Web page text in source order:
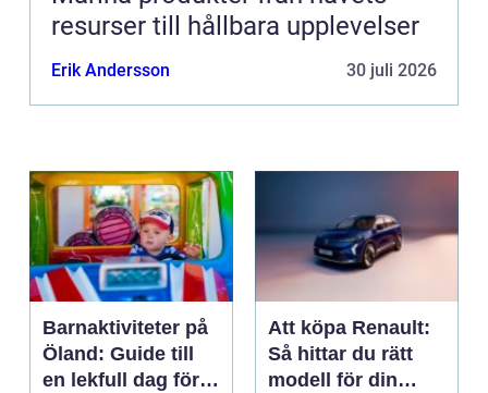
resurser till hållbara upplevelser
Erik Andersson 30 juli 2026
Barnaktiviteter på
Öland: Guide till
en lekfull dag för
Att köpa Renault:
Så hittar du rätt
modell för din